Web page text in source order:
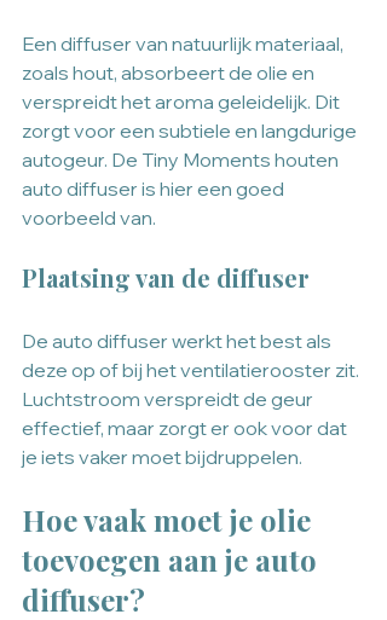
Een diffuser van natuurlijk materiaal,
zoals hout, absorbeert de olie en
verspreidt het aroma geleidelijk. Dit
zorgt voor een subtiele en langdurige
autogeur. De Tiny Moments houten
auto diffuser is hier een goed
voorbeeld van.
Plaatsing van de diffuser
De auto diffuser werkt het best als
deze op of bij het ventilatierooster zit.
Luchtstroom verspreidt de geur
effectief, maar zorgt er ook voor dat
je iets vaker moet bijdruppelen.
Hoe vaak moet je olie
toevoegen aan je auto
diffuser?